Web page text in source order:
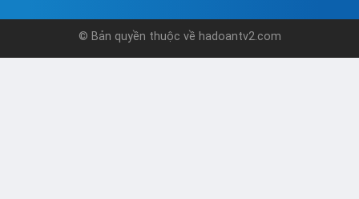
© Bản quyền thuộc về hadoantv2.com